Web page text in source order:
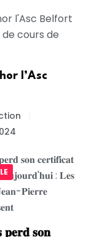
l’Asc
𝐩𝐞𝐫𝐝 𝐬𝐨𝐧